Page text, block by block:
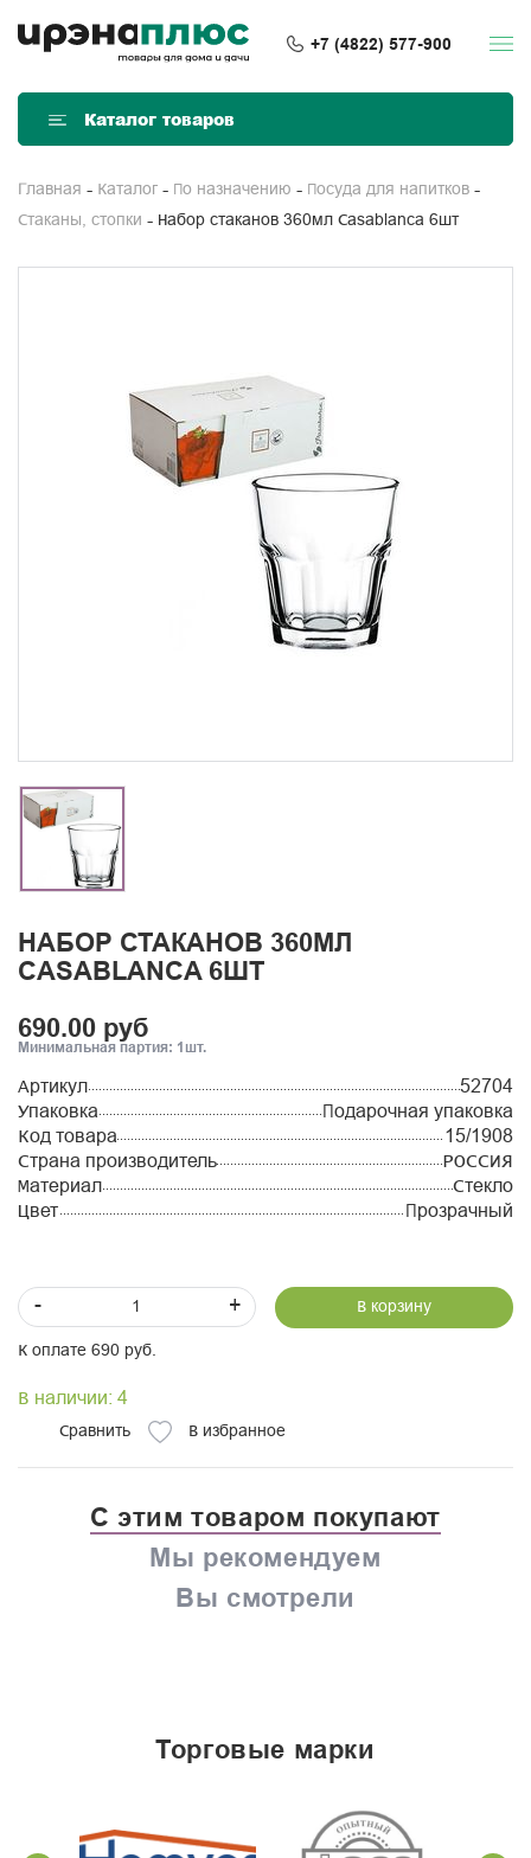
+7 (4822) 577-900
Каталог товаров
Главная Каталог По назначению Посуда для напитков
Стаканы, стопки Набор стаканов 360мл Casablanca 6шт
НАБОР СТАКАНОВ 360МЛ
CASABLANCA 6ШТ
690.00 руб
Минимальная партия: 1шт.
Артикул
52704
Упаковка
Подарочная упаковка
Код товара
15/1908
Страна производитель
РОССИЯ
Материал
Стекло
Цвет
Прозрачный
- + В корзину
К оплате 690 руб.
В наличии: 4
Сравнить В избранное
С этим товаром покупают
Мы рекомендуем
Вы смотрели
торговые марки